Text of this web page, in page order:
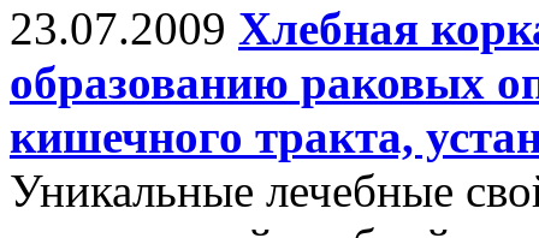
23.07.2009 Хлебная
образованию раковых
кишечного тракта,
Уникальные лечебные